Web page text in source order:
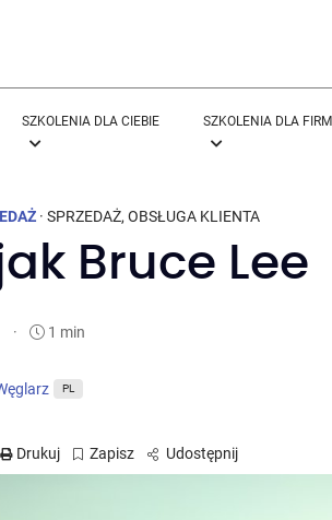
SZKOLENIA DLA CIEBIE SZKOLENIA DLA FIRM
· SPRZEDAŻ, OBSŁUGA KLIENTA
Bruce Lee
· 1 min
PL
Drukuj Zapisz Udostępnij